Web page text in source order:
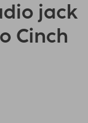
jack
Cinch